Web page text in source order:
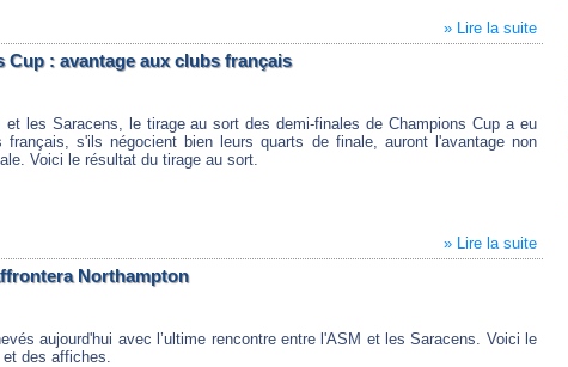
» Lire la suite
Cup : avantage aux clubs français
les Saracens, le tirage au sort des demi-finales de Champions Cup a eu
s'ils négocient bien leurs quarts de finale, auront l'avantage non
Voici le résultat du tirage au sort.
» Lire la suite
Northampton
aujourd'hui avec l’ultime rencontre entre l'ASM et les Saracens. Voici le
des affiches.